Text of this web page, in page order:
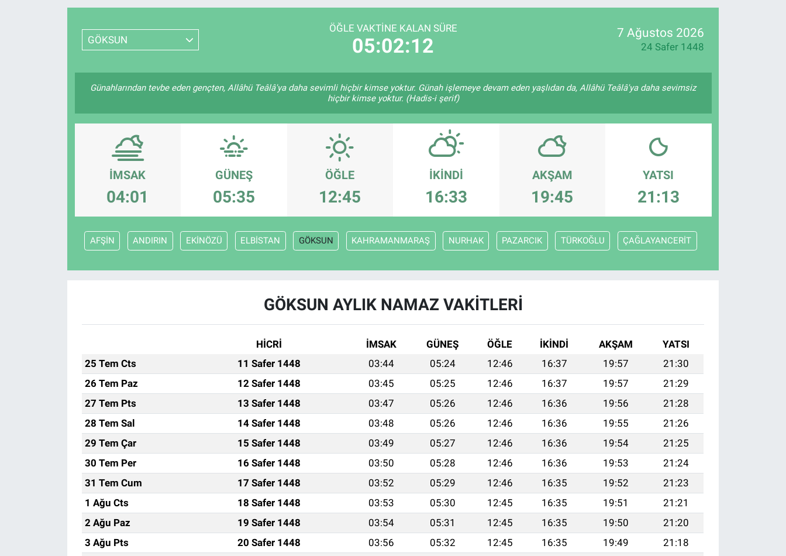
EURO
GÖKSUN
ÖĞLE VAKTINE KALAN SÜRE
05:02:11
7 Ağustos 2026
24 Safer 1448
Günahlarından tevbe eden gençten, Allâhü Teâlâ'ya daha sevimli hiçbir kimse yoktur. Günah işlemeye devam eden yaşlıdan da, Allâhü Teâlâ'ya daha sevimsiz
hiçbir kimse yoktur. (Hadis-i şerif)
İMSAK
04:01
GÜNEŞ
05:35
ÖĞLE
12:45
İKINDI
16:33
AKŞAM
19:45
YATSI
21:13
AFŞİN ANDIRIN EKİNÖZÜ ELBİSTAN GÖKSUN KAHRAMANMARAŞ NURHAK PAZARCIK TÜRKOĞLU ÇAĞLAYANCERİT
GÖKSUN AYLIK NAMAZ VAKITLERI
HİCRİ İMSAK GÜNEŞ ÖĞLE İKINDI AKŞAM
YATSI
25 Tem Cts
11 Safer 1448 03:44 05:24 12:46 16:37 19:57
21:30
26 Tem Paz
12 Safer 1448 03:45 05:25 12:46 16:37 19:57
21:29
27 Tem Pts
13 Safer 1448 03:47 05:26 12:46 16:36 19:56
21:28
28 Tem Sal
14 Safer 1448 03:48 05:26 12:46 16:36 19:55
21:26
29 Tem Çar
15 Safer 1448 03:49 05:27 12:46 16:36 19:54
21:25
30 Tem Per
16 Safer 1448 03:50 05:28 12:46 16:36 19:53
21:24
31 Tem Cum
17 Safer 1448 03:52 05:29 12:46 16:35 19:52
21:23
1 Ağu Cts
18 Safer 1448 03:53 05:30 12:45 16:35 19:51
21:21
2 Ağu Paz
19 Safer 1448 03:54 05:31 12:45 16:35 19:50
21:20
3 Ağu Pts
20 Safer 1448 03:56 05:32 12:45 16:35 19:49
21:18
Resmi Reklam